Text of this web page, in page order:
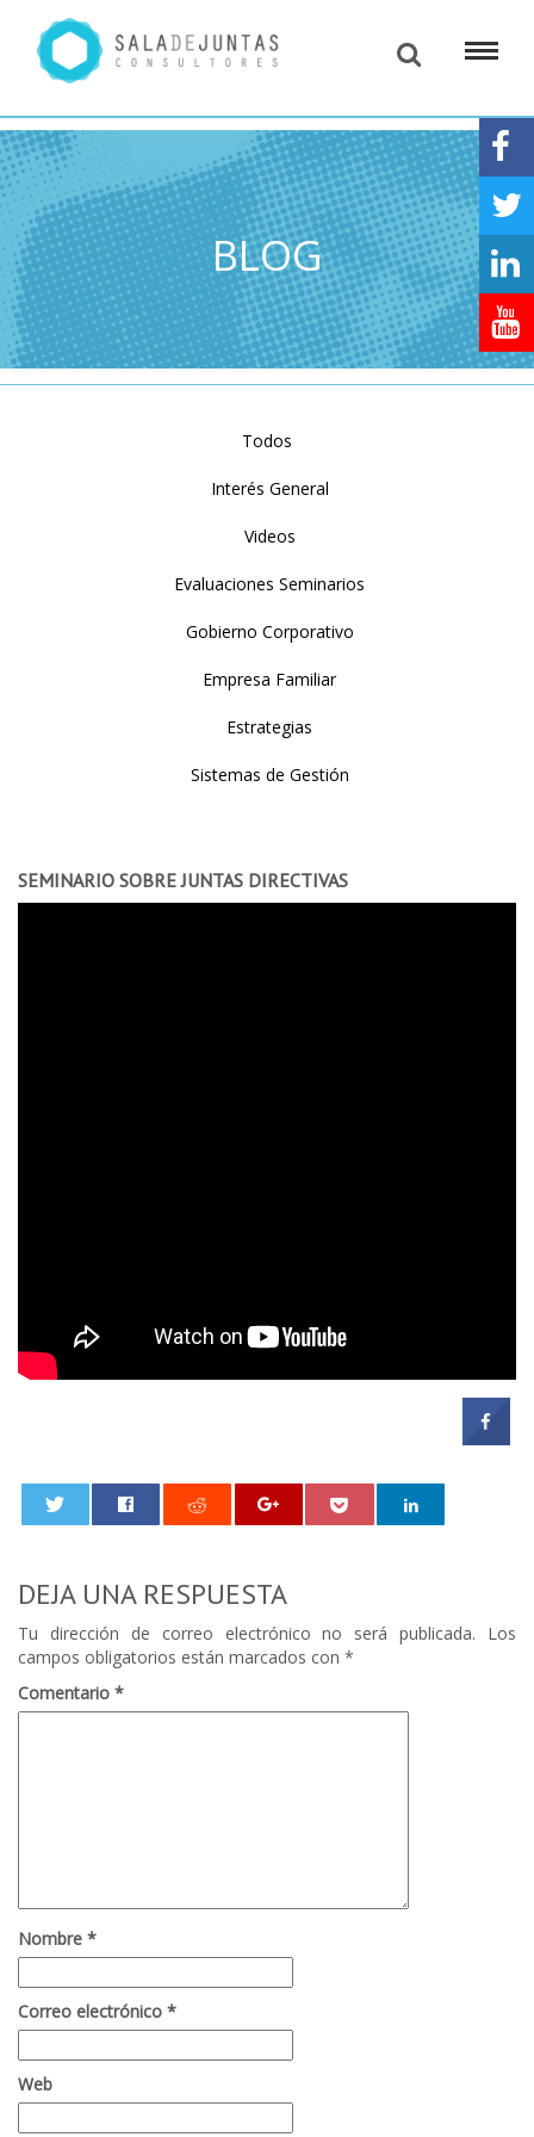
BLOG
Todos
Interés General
Videos
Evaluaciones Seminarios
Gobierno Corporativo
Empresa Familiar
Estrategias
Sistemas de Gestión
SEMINARIO SOBRE JUNTAS DIRECTIVAS
DEJA UNA RESPUESTA
Tu dirección de correo electrónico no será publicada.
Los
campos obligatorios están marcados con *
Comentario *
Nombre *
Correo electrónico *
Web